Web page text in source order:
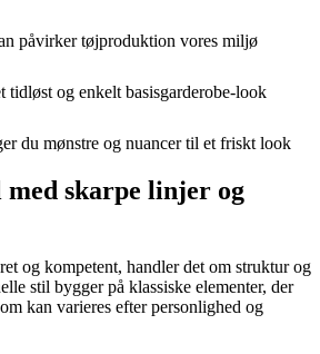
påvirker tøjproduktion vores miljø
tidløst og enkelt basisgarderobe-look
du mønstre og nuancer til et friskt look
med skarpe linjer og
og kompetent, handler det om struktur og
stil bygger på klassiske elementer, der
kan varieres efter personlighed og